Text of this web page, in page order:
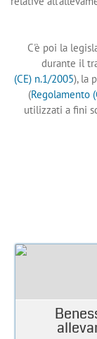
C'è poi la
durante il
(CE) n.1/2005), la
(Regolamento
utilizzati a fini